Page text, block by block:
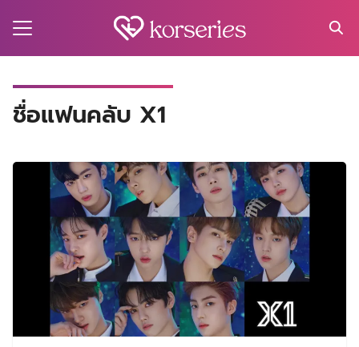
ชื่อแฟนคลับ X1